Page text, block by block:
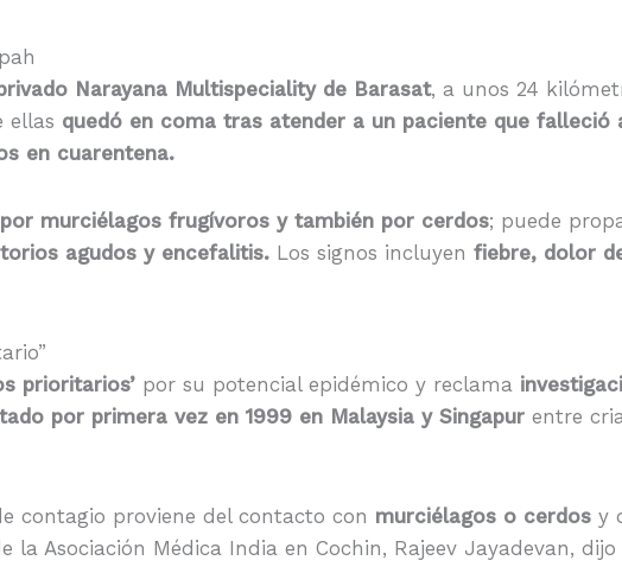
Narayana Multispeciality de Barasat, a unos 24
ellas quedó en coma tras atender a un paciente que
en cuarentena.
murciélagos frugívoros y también por cerdos; puede
agudos y encefalitis. Los signos incluyen fiebre, dolor
prioritarios’ por su potencial epidémico y reclama
por primera vez en 1999 en Malaysia y Singapur entre
contagio proviene del contacto con murciélagos o cerdos y
la Asociación Médica India en Cochin, Rajeev Jayadevan, dijo